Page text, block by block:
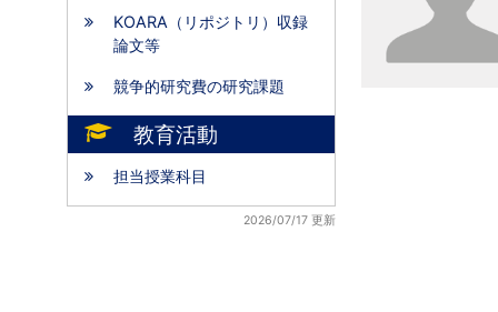
KOARA（リポジトリ）収録
論文等
競争的研究費の研究課題
教育活動
担当授業科目
2026/07/17 更新